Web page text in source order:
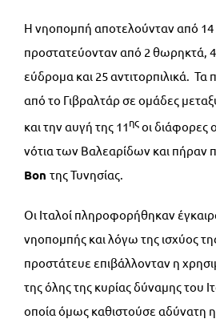
Η νηοπομπή αποτελούνταν από 14
προστατεύονταν από 2 θωρηκτά,
εύδρομα και 25 αντιτορπιλικά. Τα
από το Γιβραλτάρ σε ομάδες
και την αυγή της 11ηςοι διάφορες
νότια των Βαλεαρίδων και πήραν
Bon της Τυνησίας.
Οι Ιταλοί πληροφορήθηκαν
νηοπομπής και λόγω της ισχύος
προστάτευε επιβάλλονταν η
της όλης της κυρίας δύναμης του
οποία όμως καθιστούσε αδύνατη